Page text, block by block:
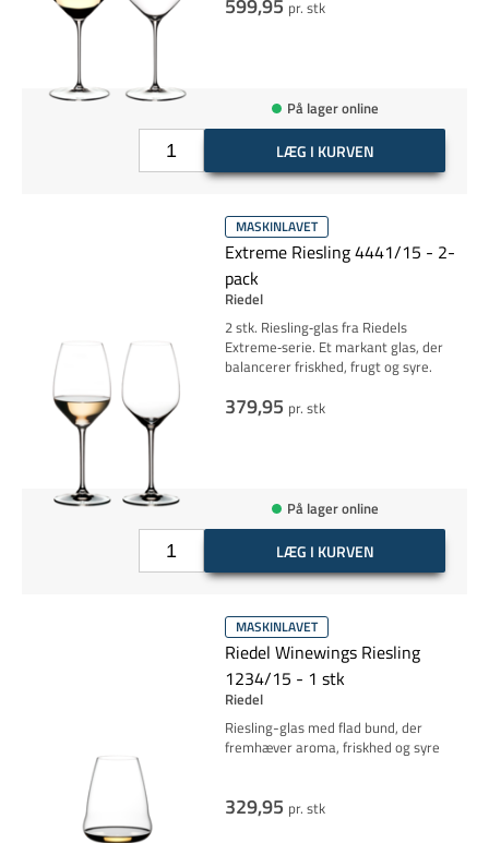
599,95 pr. stk
På lager online
LÆG I KURVEN
MASKINLAVET
Extreme Riesling 4441/15 - 2-
pack
Riedel
2 stk. Riesling‑glas fra Riedels
Extreme‑serie. Et markant glas, der
balancerer friskhed, frugt og syre.
379,95 pr. stk
På lager online
LÆG I KURVEN
MASKINLAVET
Riedel Winewings Riesling
1234/15 - 1 stk
Riedel
Riesling-glas med flad bund, der
fremhæver aroma, friskhed og syre
329,95 pr. stk